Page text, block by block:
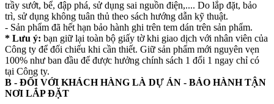
trầy sướt, bể, đập phá, sử dụng sai nguồn điện,.... Do lắp đặt, bảo
trì, sử dụng không tuân thủ theo sách hướng dẫn kỹ thuật.
- Sản phẩm đã hết hạn bảo hành ghi trên tem dán trên sản phẩm.
* Lưu ý: bạn giữ lại toàn bộ giấy tờ khi giao dịch với nhân viên của
Công ty để đối chiếu khi cần thiết. Giữ sản phẩm mới nguyên vẹn
100% như ban đầu để được hưởng chính sách 1 đổi 1 ngay chỉ có
tại Công ty.
B - ĐỐI VỚI KHÁCH HÀNG LÀ DỰ ÁN - BẢO HÀNH TẬN
NƠI LẮP ĐẶT